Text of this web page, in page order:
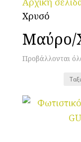
Χρυσό
Μαύρο/
Προβάλλονται